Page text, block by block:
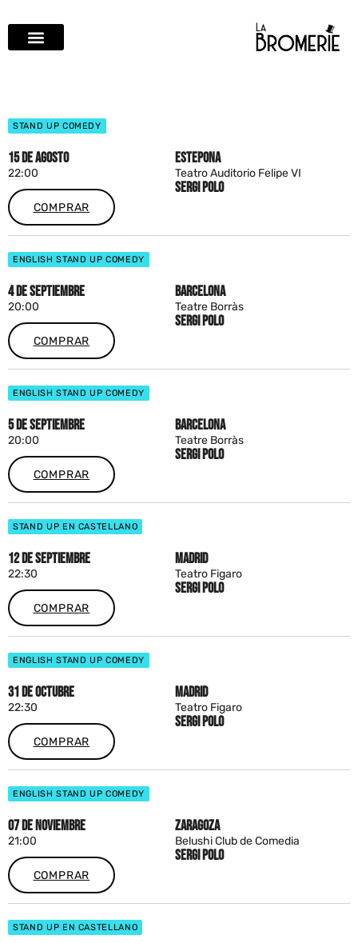
STAND UP COMEDY
15 DE AGOSTO
22:00
ESTEPONA
Teatro Auditorio Felipe VI
SERGI POLO
COMPRAR
ENGLISH STAND UP COMEDY
4 DE SEPTIEMBRE
20:00
BARCELONA
Teatre Borràs
SERGI POLO
COMPRAR
ENGLISH STAND UP COMEDY
5 DE SEPTIEMBRE
20:00
BARCELONA
Teatre Borràs
SERGI POLO
COMPRAR
STAND UP EN CASTELLANO
12 DE SEPTIEMBRE
22:30
MADRID
Teatro Figaro
SERGI POLO
COMPRAR
ENGLISH STAND UP COMEDY
31 DE OCTUBRE
22:30
MADRID
Teatro Figaro
SERGI POLO
COMPRAR
ENGLISH STAND UP COMEDY
07 DE NOVIEMBRE
21:00
ZARAGOZA
Belushi Club de Comedia
SERGI POLO
COMPRAR
STAND UP EN CASTELLANO